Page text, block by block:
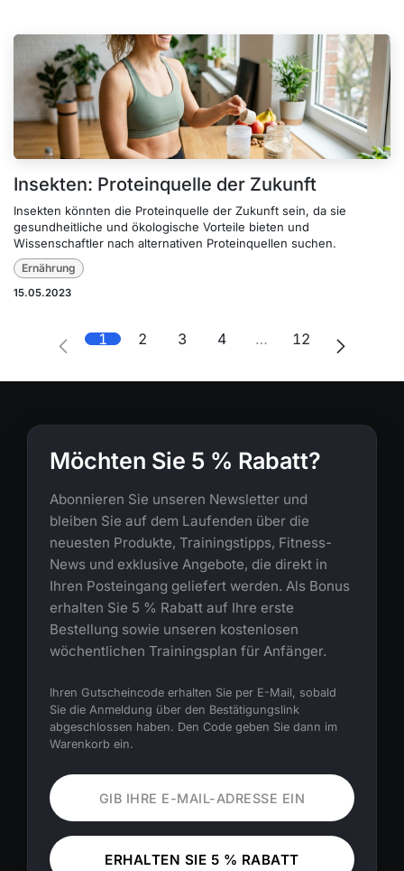
Insekten: Proteinquelle der Zukunft
Insekten könnten die Proteinquelle der Zukunft sein, da sie
gesundheitliche und ökologische Vorteile bieten und
Wissenschaftler nach alternativen Proteinquellen suchen.
Ernährung
15.05.2023
1 2 3 4 … 12
Möchten Sie 5 % Rabatt?
Abonnieren Sie unseren Newsletter und
bleiben Sie auf dem Laufenden über die
neuesten Produkte, Trainingstipps, Fitness-
News und exklusive Angebote, die direkt in
Ihren Posteingang geliefert werden. Als Bonus
erhalten Sie 5 % Rabatt auf Ihre erste
Bestellung sowie unseren kostenlosen
wöchentlichen Trainingsplan für Anfänger.
Ihren Gutscheincode erhalten Sie per E-Mail, sobald
Sie die Anmeldung über den Bestätigungslink
abgeschlossen haben. Den Code geben Sie dann im
Warenkorb ein.
ERHALTEN SIE 5 % RABATT